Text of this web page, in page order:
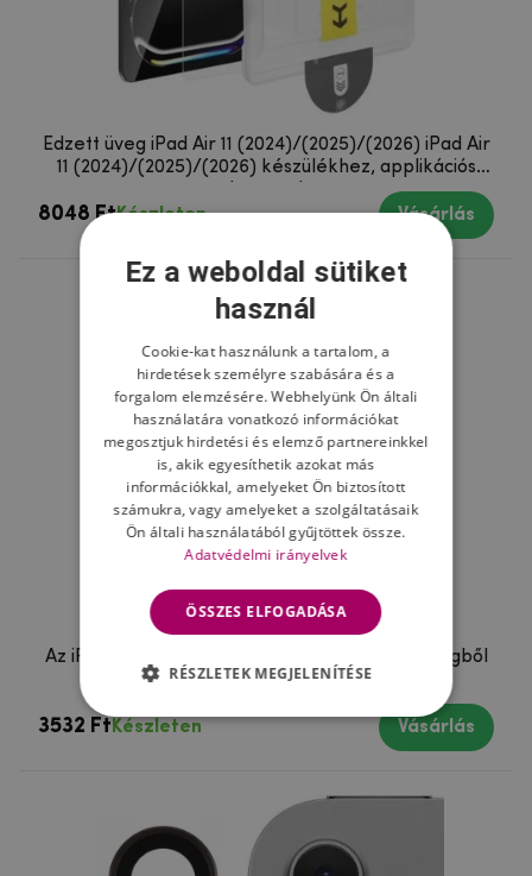
Edzett üveg iPad Air 11 (2024)/(2025)/(2026) iPad Air
11 (2024)/(2025)/(2026) készülékhez, applikációs
8048 FtKészleten Vásárlás
Az iPad Air 11 (2024)/(2025)/(2026) átlátszó üvegből
készült kamera lencséje
3532 Ft Készleten Vásárlás
Ez a weboldal sütiket
használ
Cookie-kat használunk a tartalom, a
hirdetések személyre szabására és a
forgalom elemzésére. Webhelyünk Ön általi
használatára vonatkozó információkat
megosztjuk hirdetési és elemző partnereinkkel
is, akik egyesíthetik azokat más
információkkal, amelyeket Ön biztosított
számukra, vagy amelyeket a szolgáltatásaik
Ön általi használatából gyűjtöttek össze.
Adatvédelmi irányelvek
ÖSSZES ELFOGADÁSA
RÉSZLETEK MEGJELENÍTÉSE